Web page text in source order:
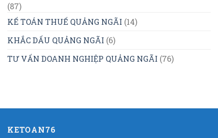
(87)
KẾ TOÁN THUẾ QUẢNG NGÃI (14)
KHẮC DẤU QUẢNG NGÃI (6)
TƯ VẤN DOANH NGHIỆP QUẢNG NGÃI (76)
KETOAN76